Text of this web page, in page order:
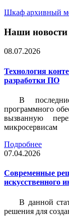
Шкаф архивный
Наши новости
08.07.2026
Технология
разработки ПО
В
программного
вызванную
микросервисам
Подробнее
07.04.2026
Современные
искусственного
В данной
решения для